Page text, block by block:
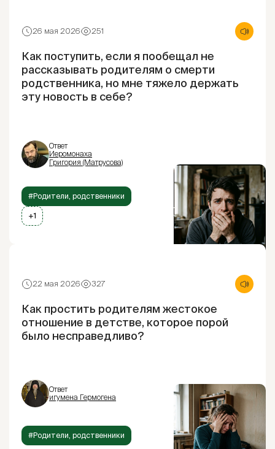
26 мая 2026 251
Как поступить, если я пообещал не
рассказывать родителям о смерти
родственника, но мне тяжело держать
эту новость в себе?
Ответ
Иеромонаха
Григория (Матрусова)
#Родители, родственники
+1
22 мая 2026 327
Как простить родителям жестокое
отношение в детстве, которое порой
было несправедливо?
Ответ
игумена Гермогена
#Родители, родственники